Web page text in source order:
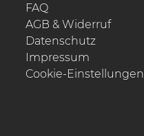
FAQ
AGB & Widerruf
Datenschutz
Impressum
Cookie-Einstellungen